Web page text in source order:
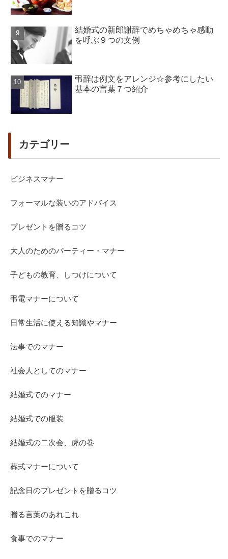
結婚式の新郎謝辞でめちゃめちゃ感動
を呼ぶ９つの文例
弔辞は例文をアレンジ☆参考にしたい
基本の言葉７つ紹介
カテゴリー
ビジネスマナー
フォーマルな装いのアドバイス
プレゼントを贈るコツ
大人のためのパーティー・マナー
子どもの教育、しつけについて
弔電マナーについて
日常生活に使える知識やマナー
法事でのマナー
社会人としてのマナー
結婚式でのマナー
結婚式での服装
結婚式の二次会、虎の巻
葬式マナーについて
記念日のプレゼントを贈るコツ
贈る言葉のあれこれ
食事でのマナー